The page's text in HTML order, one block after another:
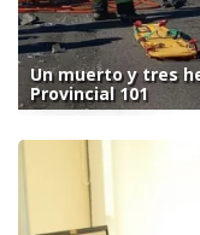
Un muerto y tres
Provincial 101